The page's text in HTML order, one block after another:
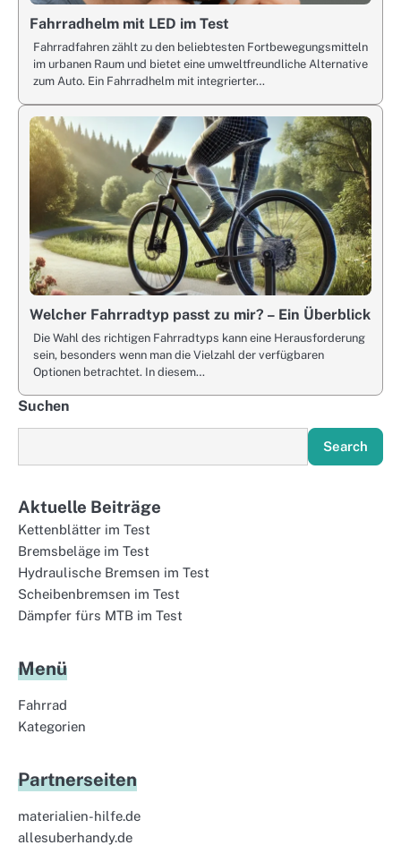
Fahrradhelm mit LED im Test
Fahrradfahren zählt zu den beliebtesten Fortbewegungsmitteln
im urbanen Raum und bietet eine umweltfreundliche Alternative
zum Auto. Ein Fahrradhelm mit integrierter…
Welcher Fahrradtyp passt zu mir? – Ein Überblick
Die Wahl des richtigen Fahrradtyps kann eine Herausforderung
sein, besonders wenn man die Vielzahl der verfügbaren
Optionen betrachtet. In diesem…
Suchen
Search
Aktuelle Beiträge
Kettenblätter im Test
Bremsbeläge im Test
Hydraulische Bremsen im Test
Scheibenbremsen im Test
Dämpfer fürs MTB im Test
Menü
Fahrrad
Kategorien
Partnerseiten
materialien-hilfe.de
allesuberhandy.de